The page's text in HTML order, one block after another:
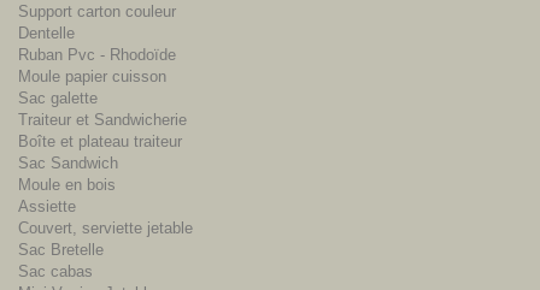
Support carton couleur
Dentelle
Ruban Pvc - Rhodoïde
Moule papier cuisson
Sac galette
Traiteur et Sandwicherie
Boîte et plateau traiteur
Sac Sandwich
Moule en bois
Assiette
Couvert, serviette jetable
Sac Bretelle
Sac cabas